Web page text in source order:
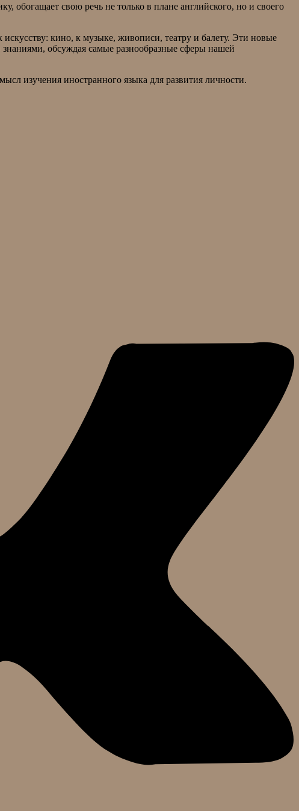
обогащает свою речь не только в плане английского, но и своего
кино, к музыке, живописи, театру и балету. Эти новые
обсуждая самые разнообразные сферы нашей
изучения иностранного языка для развития личности.